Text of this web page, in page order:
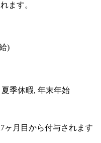
ます。
)
季休暇, 年末年始
ヶ月目から付与されます